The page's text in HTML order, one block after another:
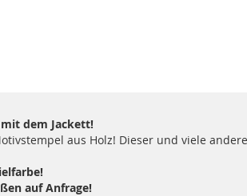
dem Jackett!
aus Holz! Dieser und viele
auf Anfrage!